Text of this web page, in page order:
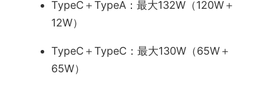
TypeC＋TypeA：最大132W（120W＋
12W）
TypeC＋TypeC：最大130W（65W＋
65W）